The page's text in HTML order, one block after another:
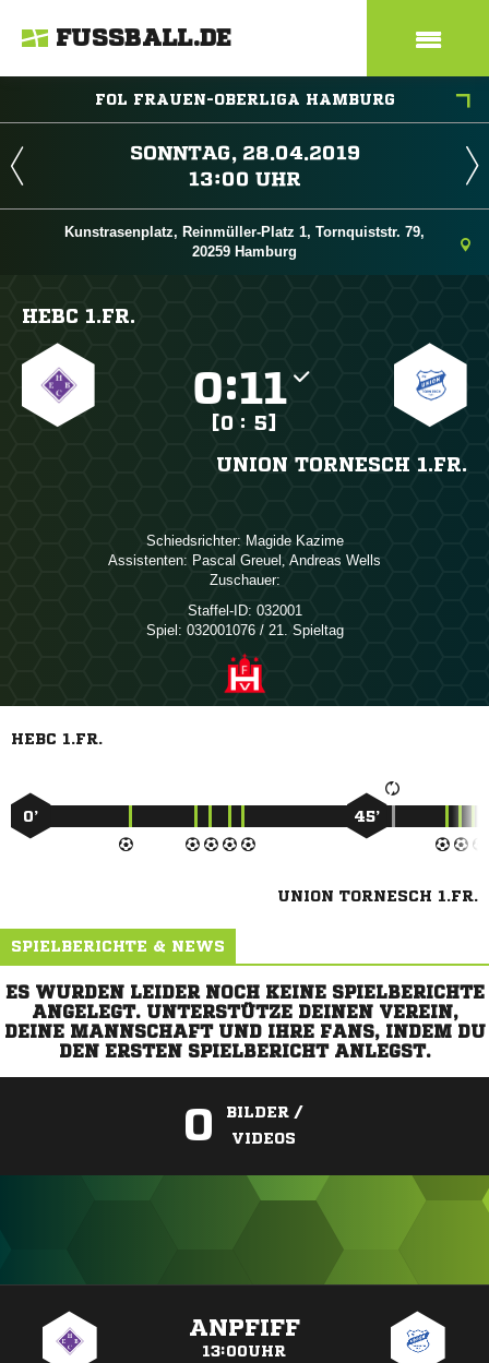
FUSSBALL.DE
FOL FRAUEN-OBERLIGA HAMBURG
 
 
Kunstrasenplatz, Reinmüller-Platz 1, Tornquiststr. 79,
20259 Hamburg
HEBC 1.FR.
:
[0 : 5]
UNION TORNESCH 1.FR.
Schiedsrichter:  
Assistenten:   ,  
Zuschauer:
Staffel-ID: 032001
Spiel: 032001076 / 21. Spieltag
HEBC 1.FR.
0’ 45’
UNION TORNESCH 1.FR.
SPIELBERICHTE & NEWS
ES WURDEN LEIDER NOCH KEINE SPIELBERICHTE
ANGELEGT. UNTERSTÜTZE DEINEN VEREIN,
DEINE MANNSCHAFT UND IHRE FANS, INDEM DU
DEN ERSTEN SPIELBERICHT ANLEGST.
0
BILDER /
VIDEOS
ANPFIFF
13:00UHR